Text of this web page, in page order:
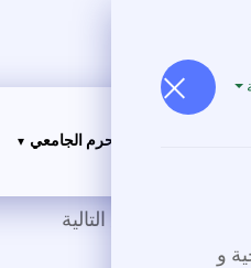
الحياة في الحرم الجامعي
و
علي الوثائق التالية